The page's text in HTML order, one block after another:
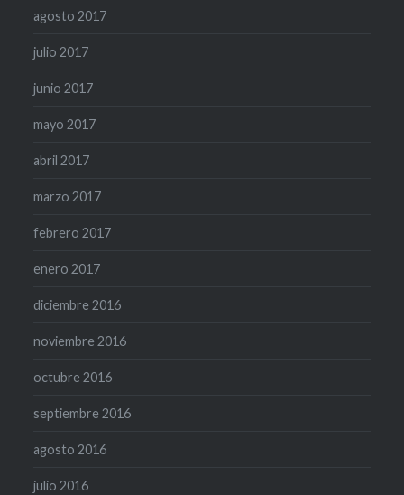
agosto 2017
julio 2017
junio 2017
mayo 2017
abril 2017
marzo 2017
febrero 2017
enero 2017
diciembre 2016
noviembre 2016
octubre 2016
septiembre 2016
agosto 2016
julio 2016